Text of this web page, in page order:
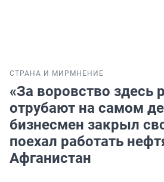
СТРАНА И МИР МНЕНИЕ
«За воровство здесь
отрубают на самом
бизнесмен закрыл
поехал работать
Афганистан